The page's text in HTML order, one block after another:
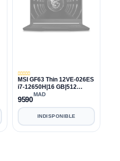
MSI GF63 Thin 12VE-026ES
i7-12650H|16 GB|512
GB|15,6"|RTX 4050 6 Go
W11 PROMO
9590
MAD
INDISPONIBLE